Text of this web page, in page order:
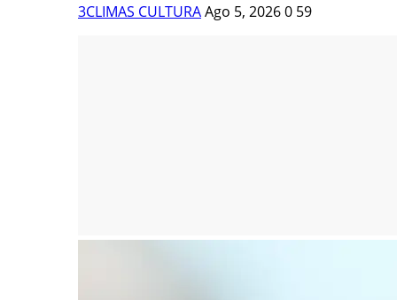
3CLIMAS CULTURAAgo 5, 20260 59